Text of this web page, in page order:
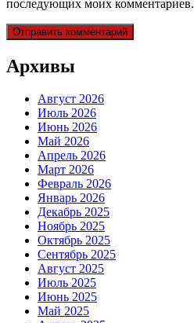
последующих моих комментариев.
Архивы
Август 2026
Июль 2026
Июнь 2026
Май 2026
Апрель 2026
Март 2026
Февраль 2026
Январь 2026
Декабрь 2025
Ноябрь 2025
Октябрь 2025
Сентябрь 2025
Август 2025
Июль 2025
Июнь 2025
Май 2025